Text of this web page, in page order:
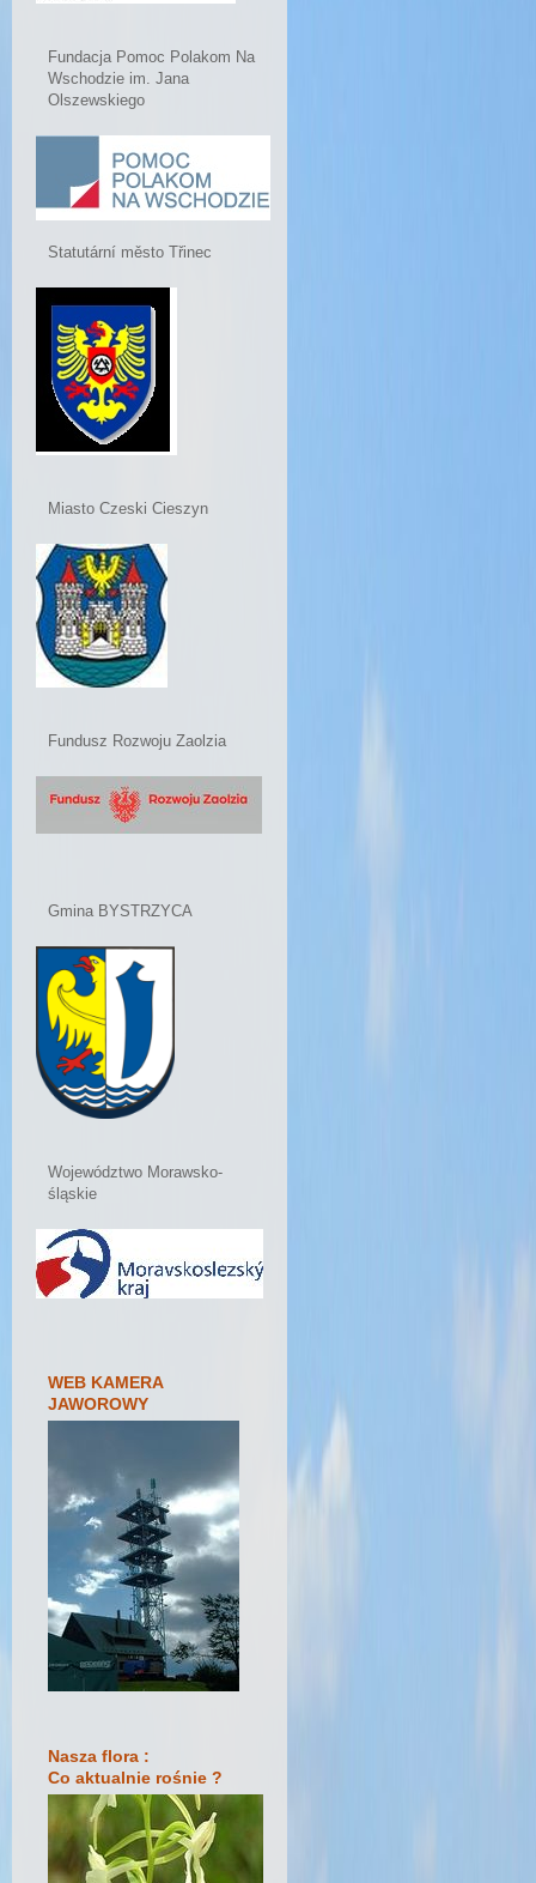
Fundacja Pomoc Polakom Na
Wschodzie im. Jana
Olszewskiego
Statutární město Třinec
Miasto Czeski Cieszyn
Fundusz Rozwoju Zaolzia
Gmina BYSTRZYCA
Województwo Morawsko-
śląskie
WEB KAMERA
JAWOROWY
Nasza flora :
Co aktualnie rośnie ?